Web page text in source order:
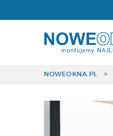
NOWEOKNA.PL >